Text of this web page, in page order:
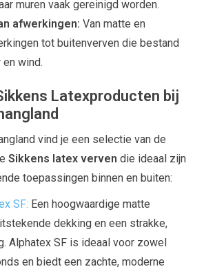
muren vaak gereinigd worden.
afwerkingen: Van matte en
tot buitenverven die bestand
wind.
Latexproducten bij
vind je een selectie van de
Sikkens latex verven die ideaal zijn
toepassingen binnen en buiten:
SF: Een hoogwaardige matte
dekking en een strakke,
Alphatex SF is ideaal voor zowel
en biedt een zachte, moderne